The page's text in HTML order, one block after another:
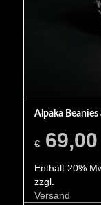
Alpaka
€69,00
Enthält 20%
zzgl.
Versand